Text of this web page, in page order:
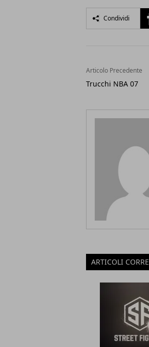
Condividi
Articolo Precedente
Trucchi NBA 07
ARTICOLI